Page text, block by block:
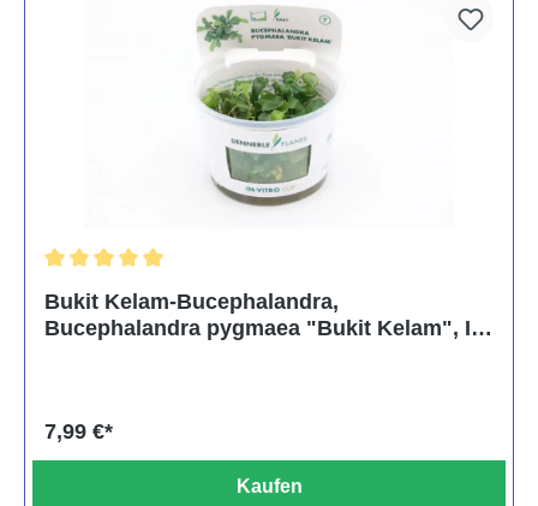
Bukit Kelam-Bucephalandra,
Bucephalandra pygmaea "Bukit Kelam", In
7,99 €*
Kaufen